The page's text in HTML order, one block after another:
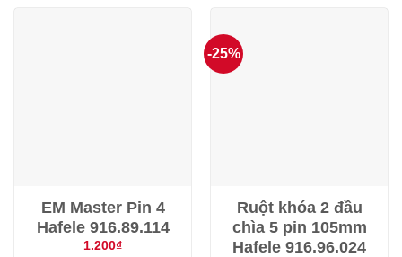
604.000₫.
EM Master Pin 4
Hafele 916.89.114
1.200₫
-25%
Ruột khóa 2 đầu
chìa 5 pin 105mm
Hafele 916.96.024